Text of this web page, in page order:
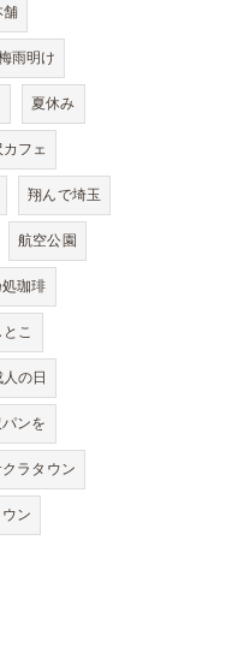
舗
雨明け
夏休み
カフェ
翔んで埼玉
航空公園
珈琲
とこ
人の日
ンを
ラタウン
ン